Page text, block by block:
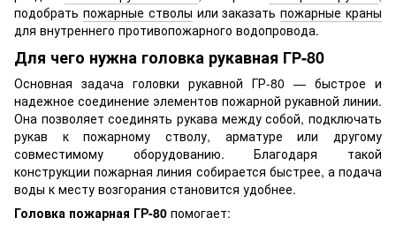
подобрать пожарные стволы или заказатьпожарные краны
для внутреннего противопожарного водопровода.
Для чего нужна головка рукавная ГР-80
Основная задача головки рукавной ГР-80 — быстрое и
надежное соединение элементов пожарной рукавной линии.
Она позволяет соединять рукава между собой, подключать
рукав к пожарному стволу, арматуре или другому
совместимому оборудованию. Благодаря такой
конструкции пожарная линия собирается быстрее, а подача
воды к месту возгорания становится удобнее.
Головка пожарная ГР-80 помогает: